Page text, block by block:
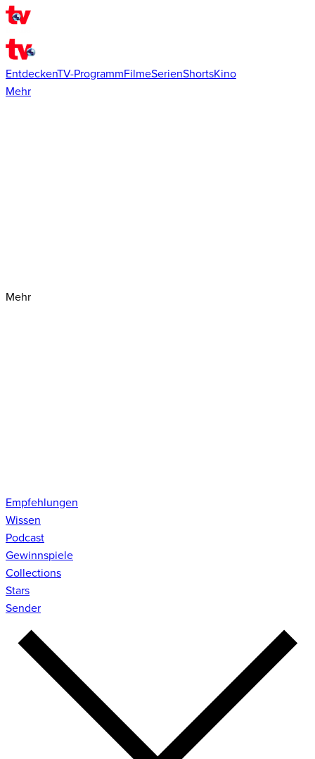
EntdeckenTV-ProgrammFilmeSerienShortsKino
Mehr
Mehr
Empfehlungen
Wissen
Podcast
Gewinnspiele
Collections
Stars
Sender